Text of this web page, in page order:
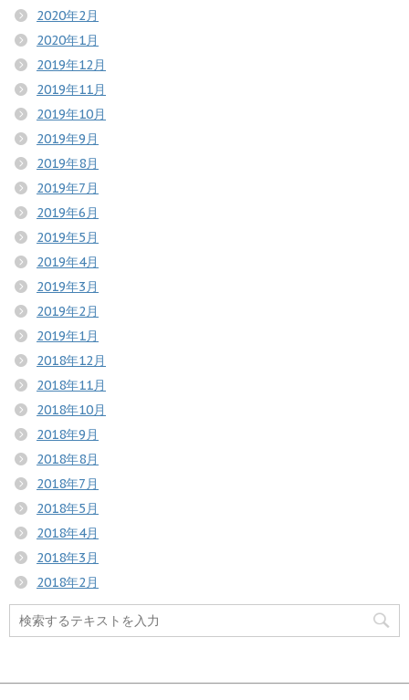
2020年2月
2020年1月
2019年12月
2019年11月
2019年10月
2019年9月
2019年8月
2019年7月
2019年6月
2019年5月
2019年4月
2019年3月
2019年2月
2019年1月
2018年12月
2018年11月
2018年10月
2018年9月
2018年8月
2018年7月
2018年5月
2018年4月
2018年3月
2018年2月